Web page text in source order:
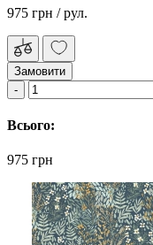
975 грн / рул.
Замовити
Всього:
975 грн